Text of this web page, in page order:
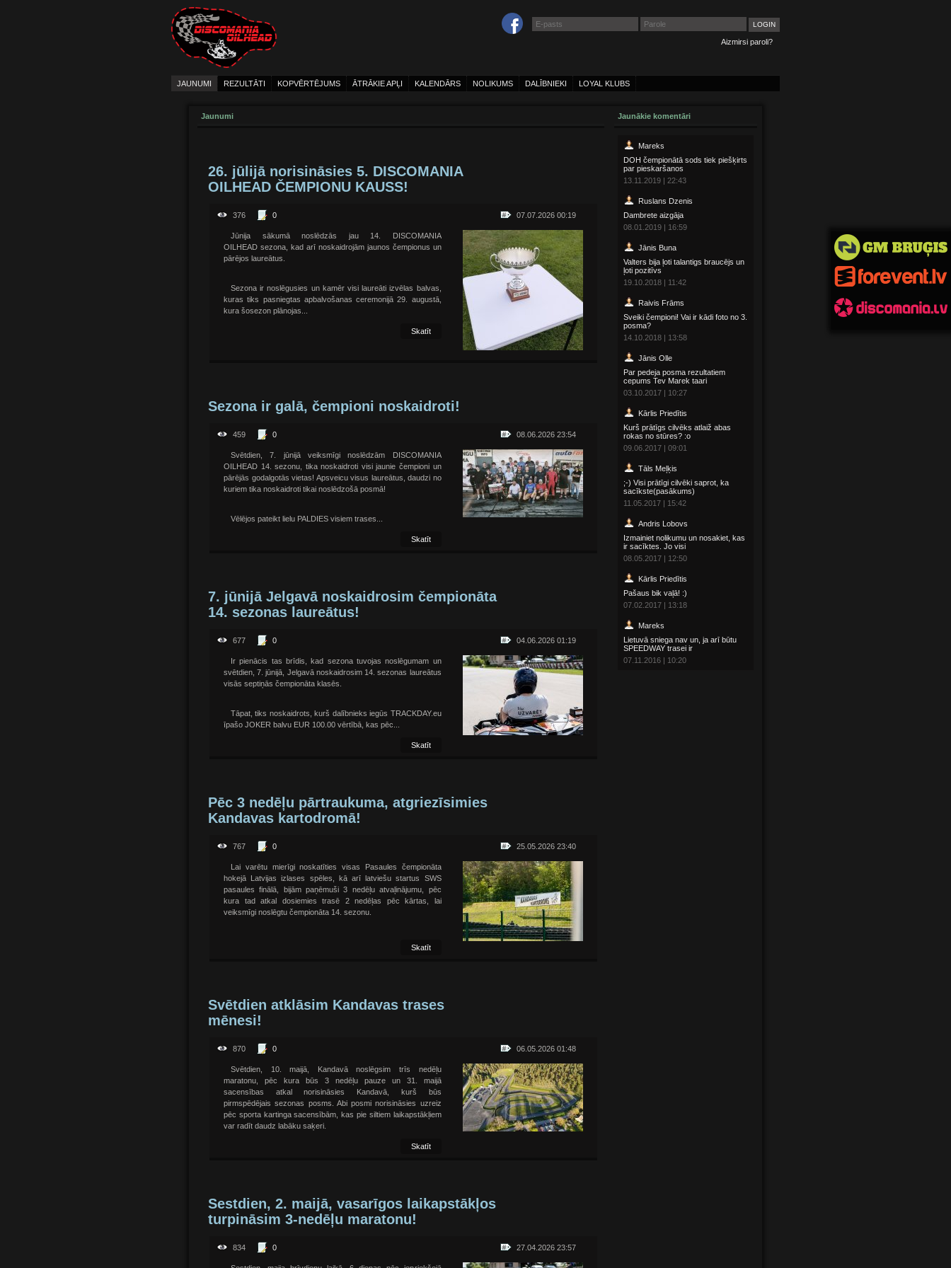
Aizmirsi paroli?
JAUNUMI REZULTĀTI KOPVĒRTĒJUMS ĀTRĀKIE APĻI KALENDĀRS NOLIKUMS DALĪBNIEKI LOYAL KLUBS
Jaunākie komentāri
Mareks
DOH čempionātā sods tiek piešķirts
par pieskaršanos
13.11.2019 | 22:43
Ruslans Dzenis
Dambrete aizgāja
08.01.2019 | 16:59
Jānis Buna
Valters bija ļoti talantigs braucējs un
ļoti pozitīvs
19.10.2018 | 11:42
Raivis Frāms
Sveiki čempioni! Vai ir kādi foto no 3.
posma?
14.10.2018 | 13:58
Jānis Olle
Par pedeja posma rezultatiem
cepums Tev Marek taari
03.10.2017 | 10:27
Kārlis Priedītis
Kurš prātīgs cilvēks atlaiž abas
rokas no stūres? :o
09.06.2017 | 09:01
Tāls Meļķis
;-) Visi prātīgi cilvēki saprot, ka
sacīkste(pasākums)
11.05.2017 | 15:42
Andris Lobovs
Izmainiet nolikumu un nosakiet, kas
ir sacīktes. Jo visi
08.05.2017 | 12:50
Kārlis Priedītis
Pašaus bik vaļā! :)
07.02.2017 | 13:18
Mareks
Lietuvā sniega nav un, ja arī būtu
SPEEDWAY trasei ir
07.11.2016 | 10:20
Jaunumi
26. jūlijā norisināsies 5. DISCOMANIA
OILHEAD ČEMPIONU KAUSS!
07.07.2026 00:19
376 0
Jūnija sākumā noslēdzās jau 14. DISCOMANIA
OILHEAD sezona, kad arī noskaidrojām jaunos čempionus un
pārējos laureātus.
Sezona ir noslēgusies un kamēr visi laureāti izvēlas balvas,
kuras tiks pasniegtas apbalvošanas ceremonijā 29. augustā,
kura šosezon plānojas...
Skatīt
Sezona ir galā, čempioni noskaidroti!
08.06.2026 23:54
459 0
Svētdien, 7. jūnijā veiksmīgi noslēdzām DISCOMANIA
OILHEAD 14. sezonu, tika noskaidroti visi jaunie čempioni un
pārējās godalgotās vietas! Apsveicu visus laureātus, daudzi no
kuriem tika noskaidroti tikai noslēdzošā posmā!
Vēlējos pateikt lielu PALDIES visiem trases...
Skatīt
7. jūnijā Jelgavā noskaidrosim čempionāta
14. sezonas laureātus!
04.06.2026 01:19
677 0
Ir pienācis tas brīdis, kad sezona tuvojas noslēgumam un
svētdien, 7. jūnijā, Jelgavā noskaidrosim 14. sezonas laureātus
visās septiņās čempionāta klasēs.
Tāpat, tiks noskaidrots, kurš dalībnieks iegūs TRACKDAY.eu
īpašo JOKER balvu EUR 100.00 vērtībā, kas pēc...
Skatīt
Pēc 3 nedēļu pārtraukuma, atgriezīsimies
Kandavas kartodromā!
25.05.2026 23:40
767 0
Lai varētu mierīgi noskatīties visas Pasaules čempionāta
hokejā Latvijas izlases spēles, kā arī latviešu startus SWS
pasaules finālā, bijām paņēmuši 3 nedēļu atvaļinājumu, pēc
kura tad atkal dosiemies trasē 2 nedēļas pēc kārtas, lai
veiksmīgi noslēgtu čempionāta 14. sezonu.
Skatīt
Svētdien atklāsim Kandavas trases
mēnesi!
06.05.2026 01:48
870 0
Svētdien, 10. maijā, Kandavā noslēgsim trīs nedēļu
maratonu, pēc kura būs 3 nedēļu pauze un 31. maijā
sacensības atkal norisināsies Kandavā, kurš būs
pirmspēdējais sezonas posms. Abi posmi norisināsies uzreiz
pēc sporta kartinga sacensībām, kas pie siltiem laikapstākļiem
var radīt daudz labāku saķeri.
Skatīt
Sestdien, 2. maijā, vasarīgos laikapstākļos
turpināsim 3-nedēļu maratonu!
27.04.2026 23:57
834 0